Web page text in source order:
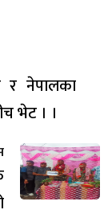
र नेपालका
भेट । ।